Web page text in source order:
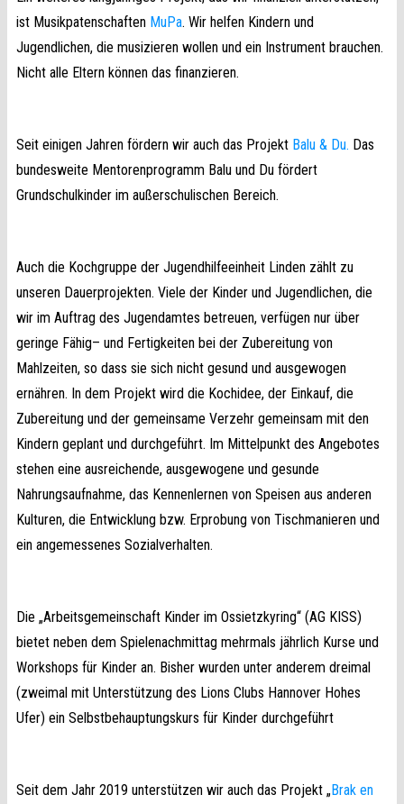
ist Musikpatenschaften MuPa. Wir helfen Kindern und
Jugendlichen, die musizieren wollen und ein Instrument brauchen.
Nicht alle Eltern können das finanzieren.
Seit einigen Jahren fördern wir auch das Projekt Balu & Du. Das
bundesweite Mentorenprogramm Balu und Du fördert
Grundschulkinder im außerschulischen Bereich.
Auch die Kochgruppe der Jugendhilfeeinheit Linden zählt zu
unseren Dauerprojekten. Viele der Kinder und Jugendlichen, die
wir im Auftrag des Jugendamtes betreuen, verfügen nur über
geringe Fähig– und Fertigkeiten bei der Zubereitung von
Mahlzeiten, so dass sie sich nicht gesund und ausgewogen
ernähren. In dem Projekt wird die Kochidee, der Einkauf, die
Zubereitung und der gemeinsame Verzehr gemeinsam mit den
Kindern geplant und durchgeführt. Im Mittelpunkt des Angebotes
stehen eine ausreichende, ausgewogene und gesunde
Nahrungsaufnahme, das Kennenlernen von Speisen aus anderen
Kulturen, die Entwicklung bzw. Erprobung von Tischmanieren und
ein angemessenes Sozialverhalten.
Die „Arbeitsgemeinschaft Kinder im Ossietzkyring“ (AG KISS)
bietet neben dem Spielenachmittag mehrmals jährlich Kurse und
Workshops für Kinder an. Bisher wurden unter anderem dreimal
(zweimal mit Unterstützung des Lions Clubs Hannover Hohes
Ufer) ein Selbstbehauptungskurs für Kinder durchgeführt
Seit dem Jahr 2019 unterstützen wir auch das Projekt „Brak en